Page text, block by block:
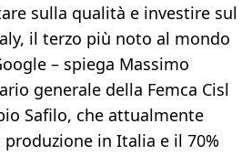
sulla qualità e investire sul
il terzo più noto al mondo
– spiega Massimo
generale della Femca Cisl
Safilo, che attualmente
produzione in Italia e il 70%